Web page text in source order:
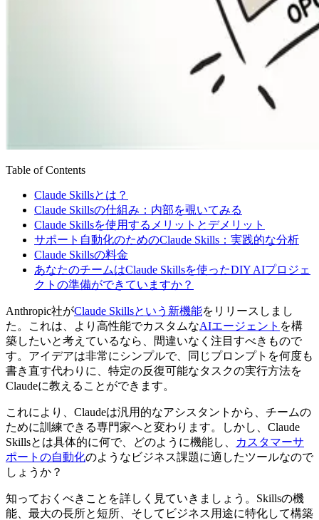
Table of Contents
Claude Skillsとは？
Claude Skillsの仕組み：内部を覗いてみる
Claude Skillsを使用するメリットとデメリット
サポート自動化のためのClaude Skills：実践的な分析
Claude Skillsの料金
あなたのチームはClaude Skillsを使ったDIY AIプロジェ
クトの準備ができていますか？
Anthropic社がClaude Skillsという新機能をリリースしまし
た。これは、より高性能でカスタムなAIエージェント を構
築したいと考えているなら、間違いなく注目すべきもので
す。アイデアは非常にシンプルで、同じプロンプトを何度も
書き直す代わりに、特定の反復可能なタスクの実行方法を
Claudeに教えることができます。
これにより、Claudeは汎用的なアシスタントから、チームの
ために訓練できる専門家へと変わります。しかし、Claude
Skillsとは具体的に何で、どのように機能し、
カスタマーサ
ポートの自動化のようなビジネス課題に適したツールなので
しょうか？
知っておくべきことを詳しく見ていきましょう。Skillsの機
能、最大の長所と短所、そしてビジネス用途に特化して構築